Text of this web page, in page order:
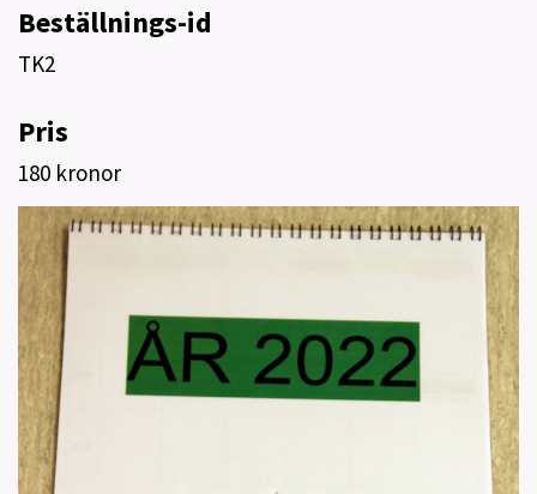
Beställnings-id
TK2
Pris
180 kronor